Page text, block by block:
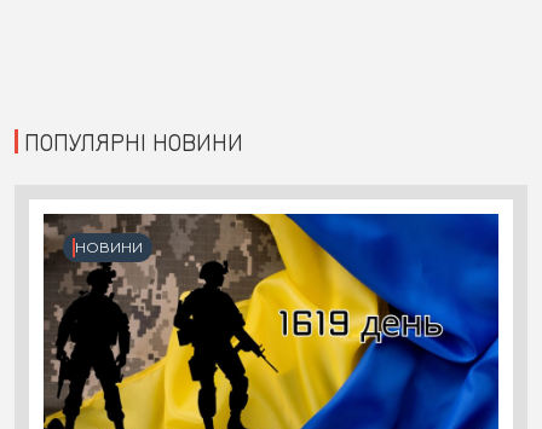
ПОПУЛЯРНІ НОВИНИ
НОВИНИ